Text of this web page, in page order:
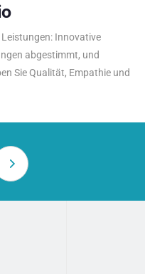
Innovative
abgestimmt, und
Sie Qualität, Empathie und